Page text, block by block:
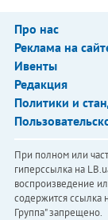
Про нас
Реклама на
Ивенты
Редакция
Политики и
При полном или
гиперссылка на
воспроизведение
содержится ссылка
Группа" запрещено.